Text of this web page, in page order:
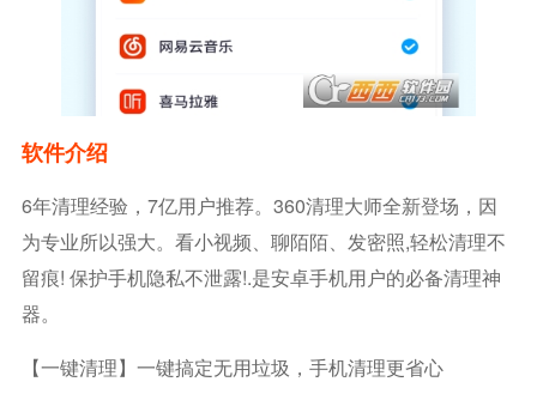
软件介绍
6年清理经验，7亿用户推荐。360清理大师全新登场，因
为专业所以强大。看小视频、聊陌陌、发密照,轻松清理不
留痕! 保护手机隐私不泄露!.是安卓手机用户的必备清理神
器。
【一键清理】一键搞定无用垃圾，手机清理更省心